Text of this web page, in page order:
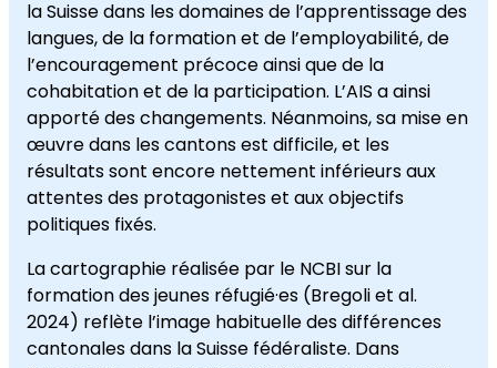
la Suisse dans les domaines de l’apprentissage des
langues, de la formation et de l’employabilité, de
l’encouragement précoce ainsi que de la
cohabitation et de la participation. L’AIS a ainsi
apporté des changements. Néanmoins, sa mise en
œuvre dans les cantons est difficile, et les
résultats sont encore nettement inférieurs aux
attentes des protagonistes et aux objectifs
politiques fixés.
La cartographie réalisée par le NCBI sur la
formation des jeunes réfugié·es (Bregoli et al.
2024) reflète l’image habituelle des différences
cantonales dans la Suisse fédéraliste. Dans